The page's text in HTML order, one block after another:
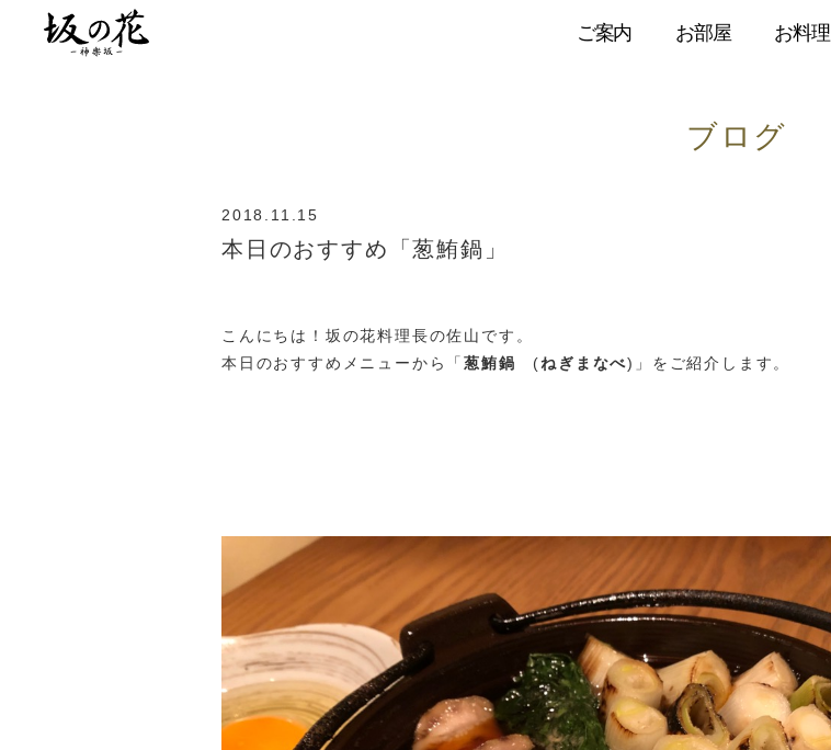
ご案内 お部屋 お料理
ブログ
2018.11.15
本日のおすすめ「葱鮪鍋」
こんにちは！坂の花料理長の佐山です。
本日のおすすめメニューから「葱鮪鍋 (ねぎまなべ)」をご紹介します。